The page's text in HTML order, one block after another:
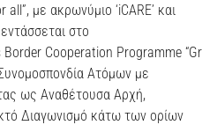
με ακρωνύμιο ‘iCARE’ και
στο
Cooperation Programme
Ατόμων με
ως Αναθέτουσα Αρχή,
Διαγωνισμό κάτω των ορίων